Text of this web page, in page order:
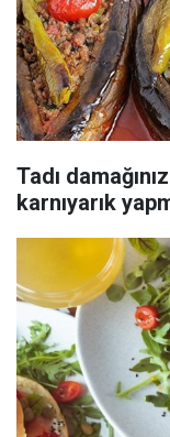
Tadı
karnıyarık